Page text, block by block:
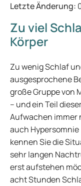
Letzte Änderung:
Zu viel
Körper
Zu wenig Schlaf
ausgesprochene
große Gruppe von
– und ein Teil
Aufwachen immer
auch
kennen Sie die
sehr langen
erst aufstehen
acht Stunden